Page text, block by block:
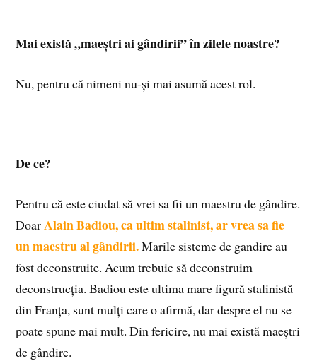
Mai există „maeștri ai gândirii” în zilele noastre?
Nu, pentru că nimeni nu-și mai asumă acest rol.
De ce?
Pentru că este ciudat să vrei sa fii un maestru de gândire.
DoarAlain Badiou, ca ultim stalinist, ar vrea sa fie
un maestru al gândirii.Marile sisteme de gandire au
fost deconstruite. Acum trebuie să deconstruim
deconstrucția. Badiou este ultima mare figură stalinistă
din Franța, sunt mulți care o afirmă, dar despre el nu se
poate spune mai mult. Din fericire, nu mai există maeștri
de gândire.